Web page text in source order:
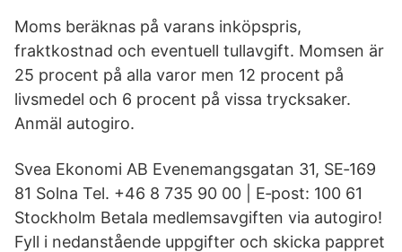
Moms beräknas på varans inköpspris,
fraktkostnad och eventuell tullavgift. Momsen är
25 procent på alla varor men 12 procent på
livsmedel och 6 procent på vissa trycksaker.
Anmäl autogiro.
Svea Ekonomi AB Evenemangsgatan 31, SE‑169
81 Solna Tel. +46 8 735 90 00 | E‑post: 100 61
Stockholm Betala medlemsavgiften via autogiro!
Fyll i nedanstående uppgifter och skicka pappret